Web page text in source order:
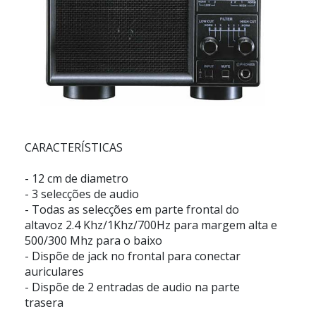
CARACTERÍSTICAS
- 12 cm de diametro
- 3 selecções de audio
- Todas as selecções em parte frontal do
altavoz 2.4 Khz/1Khz/700Hz para margem alta e
500/300 Mhz para o baixo
- Dispõe de jack no frontal para conectar
auriculares
- Dispõe de 2 entradas de audio na parte
trasera